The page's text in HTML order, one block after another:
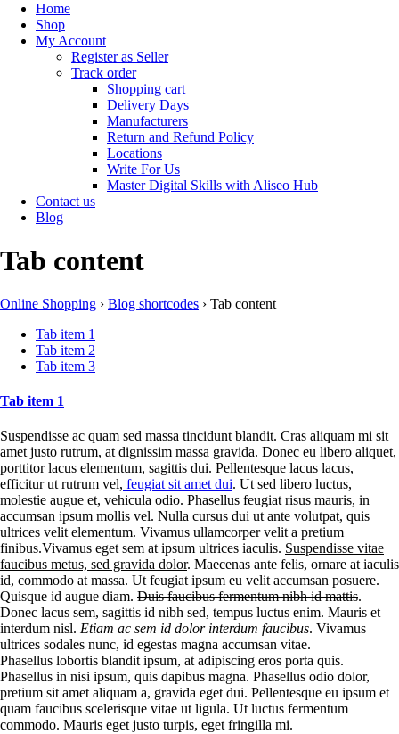
Home
Shop
My Account
Register as Seller
Track order
Shopping cart
Delivery Days
Manufacturers
Return and Refund Policy
Locations
Write For Us
Master Digital Skills with Aliseo Hub
Contact us
Blog
Tab content
Online Shopping › Blog shortcodes › Tab content
Tab item 1
Tab item 2
Tab item 3
Tab item 1
Suspendisse ac quam sed massa tincidunt blandit. Cras aliquam mi sit
amet justo rutrum, at dignissim massa gravida. Donec eu libero aliquet,
porttitor lacus elementum, sagittis dui. Pellentesque lacus lacus,
efficitur ut rutrum vel, feugiat sit amet dui. Ut sed libero luctus,
molestie augue et, vehicula odio. Phasellus feugiat risus mauris, in
accumsan ipsum mollis vel. Nulla cursus dui ut ante volutpat, quis
ultrices velit elementum. Vivamus ullamcorper velit a pretium
finibus.Vivamus eget sem at ipsum ultrices iaculis. Suspendisse vitae
faucibus metus, sed gravida dolor. Maecenas ante felis, ornare at iaculis
id, commodo at massa. Ut feugiat ipsum eu velit accumsan posuere.
Quisque id augue diam. Duis faucibus fermentum nibh id mattis.
Donec lacus sem, sagittis id nibh sed, tempus luctus enim. Mauris et
interdum nisl. Etiam ac sem id dolor interdum faucibus. Vivamus
ultrices sodales nunc, id egestas magna accumsan vitae.
Phasellus lobortis blandit ipsum, at adipiscing eros porta quis.
Phasellus in nisi ipsum, quis dapibus magna. Phasellus odio dolor,
pretium sit amet aliquam a, gravida eget dui. Pellentesque eu ipsum et
quam faucibus scelerisque vitae ut ligula. Ut luctus fermentum
commodo. Mauris eget justo turpis, eget fringilla mi.